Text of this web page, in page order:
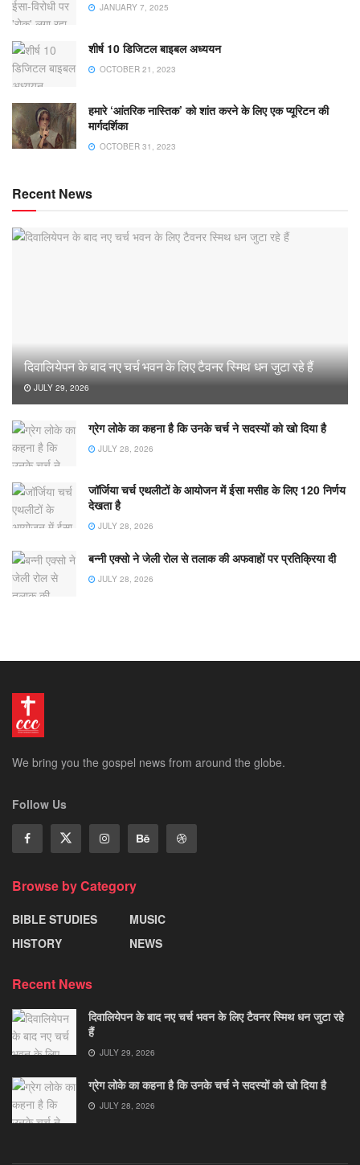
JANUARY 7, 2025
शीर्ष 10 डिजिटल बाइबल अध्ययन
OCTOBER 21, 2023
हमारे ‘आंतरिक नास्तिक’ को शांत करने के लिए एक प्यूरिटन की
मार्गदर्शिका
OCTOBER 31, 2023
Recent News
दिवालियेपन के बाद नए चर्च भवन के लिए टैवनर स्मिथ धन जुटा रहे हैं
JULY 29, 2026
ग्रेग लोके का कहना है कि उनके चर्च ने सदस्यों को खो दिया है
JULY 28, 2026
जॉर्जिया चर्च एथलीटों के आयोजन में ईसा मसीह के लिए 120 निर्णय
देखता है
JULY 28, 2026
बन्नी एक्सो ने जेली रोल से तलाक की अफवाहों पर प्रतिक्रिया दी
JULY 28, 2026
We bring you the gospel news from around the globe.
Follow Us
Browse by Category
BIBLE STUDIES
HISTORY
MUSIC
NEWS
Recent News
दिवालियेपन के बाद नए चर्च भवन के लिए टैवनर स्मिथ धन जुटा रहे
हैं
JULY 29, 2026
ग्रेग लोके का कहना है कि उनके चर्च ने सदस्यों को खो दिया है
JULY 28, 2026